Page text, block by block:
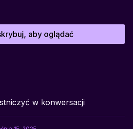
aby oglądać
w konwersacji